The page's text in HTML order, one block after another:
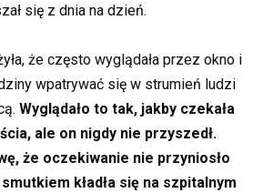
się z dnia na dzień.
że często wyglądała przez okno i
wpatrywać się w strumień ludzi
Wyglądało to tak, jakby czekała
ale on nigdy nie przyszedł.
że oczekiwanie nie przyniosło
kładła się na szpitalnym